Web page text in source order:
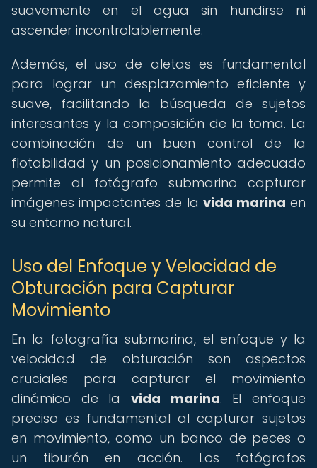
suavemente en el agua sin hundirse ni
ascender incontrolablemente.
Además, el uso de aletas es fundamental
para lograr un desplazamiento eficiente y
suave, facilitando la búsqueda de sujetos
interesantes y la composición de la toma. La
combinación de un buen control de la
flotabilidad y un posicionamiento adecuado
permite al fotógrafo submarino capturar
imágenes impactantes de la vida marina en
su entorno natural.
Uso del Enfoque y Velocidad de
Obturación para Capturar
Movimiento
En la fotografía submarina, el enfoque y la
velocidad de obturación son aspectos
cruciales para capturar el movimiento
dinámico de la vida marina. El enfoque
preciso es fundamental al capturar sujetos
en movimiento, como un banco de peces o
un tiburón en acción. Los fotógrafos